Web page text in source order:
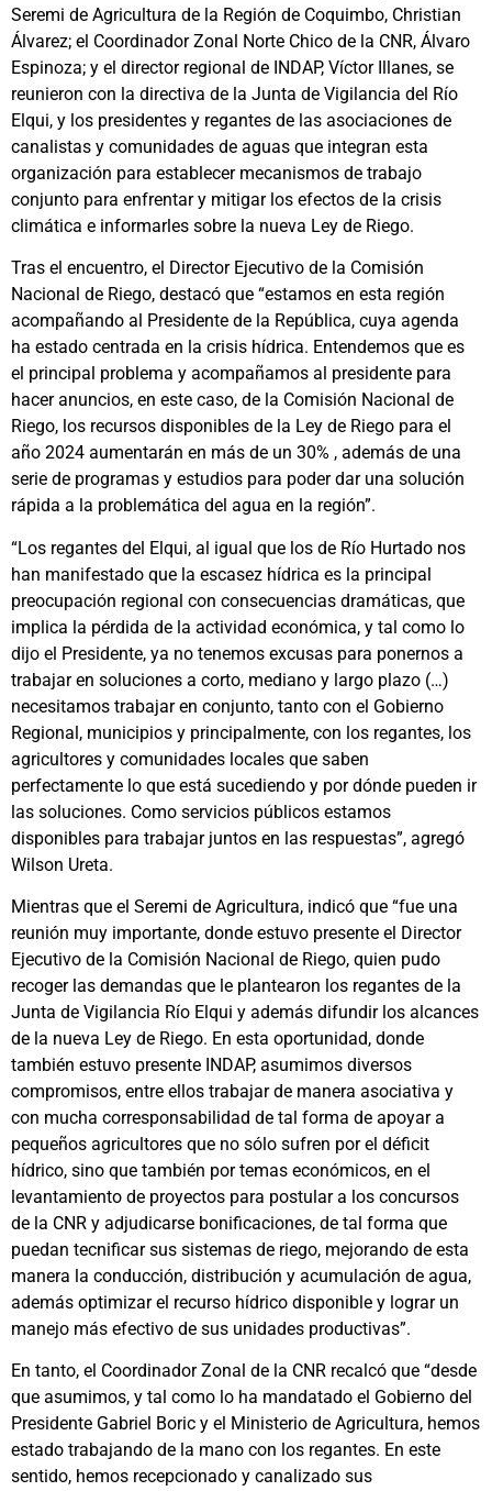
Seremi de Agricultura de la Región de Coquimbo, Christian
Álvarez; el Coordinador Zonal Norte Chico de la CNR, Álvaro
Espinoza; y el director regional de INDAP, Víctor Illanes, se
reunieron con la directiva de la Junta de Vigilancia del Río
Elqui, y los presidentes y regantes de las asociaciones de
canalistas y comunidades de aguas que integran esta
organización para establecer mecanismos de trabajo
conjunto para enfrentar y mitigar los efectos de la crisis
climática e informarles sobre la nueva Ley de Riego.
Tras el encuentro, el Director Ejecutivo de la Comisión
Nacional de Riego, destacó que “estamos en esta región
acompañando al Presidente de la República, cuya agenda
ha estado centrada en la crisis hídrica. Entendemos que es
el principal problema y acompañamos al presidente para
hacer anuncios, en este caso, de la Comisión Nacional de
Riego, los recursos disponibles de la Ley de Riego para el
año 2024 aumentarán en más de un 30% , además de una
serie de programas y estudios para poder dar una solución
rápida a la problemática del agua en la región”.
“Los regantes del Elqui, al igual que los de Río Hurtado nos
han manifestado que la escasez hídrica es la principal
preocupación regional con consecuencias dramáticas, que
implica la pérdida de la actividad económica, y tal como lo
dijo el Presidente, ya no tenemos excusas para ponernos a
trabajar en soluciones a corto, mediano y largo plazo (…)
necesitamos trabajar en conjunto, tanto con el Gobierno
Regional, municipios y principalmente, con los regantes, los
agricultores y comunidades locales que saben
perfectamente lo que está sucediendo y por dónde pueden ir
las soluciones. Como servicios públicos estamos
disponibles para trabajar juntos en las respuestas”, agregó
Wilson Ureta.
Mientras que el Seremi de Agricultura, indicó que “fue una
reunión muy importante, donde estuvo presente el Director
Ejecutivo de la Comisión Nacional de Riego, quien pudo
recoger las demandas que le plantearon los regantes de la
Junta de Vigilancia Río Elqui y además difundir los alcances
de la nueva Ley de Riego. En esta oportunidad, donde
también estuvo presente INDAP, asumimos diversos
compromisos, entre ellos trabajar de manera asociativa y
con mucha corresponsabilidad de tal forma de apoyar a
pequeños agricultores que no sólo sufren por el déficit
hídrico, sino que también por temas económicos, en el
levantamiento de proyectos para postular a los concursos
de la CNR y adjudicarse bonificaciones, de tal forma que
puedan tecnificar sus sistemas de riego, mejorando de esta
manera la conducción, distribución y acumulación de agua,
además optimizar el recurso hídrico disponible y lograr un
manejo más efectivo de sus unidades productivas”.
En tanto, el Coordinador Zonal de la CNR recalcó que “desde
que asumimos, y tal como lo ha mandatado el Gobierno del
Presidente Gabriel Boric y el Ministerio de Agricultura, hemos
estado trabajando de la mano con los regantes. En este
sentido, hemos recepcionado y canalizado sus